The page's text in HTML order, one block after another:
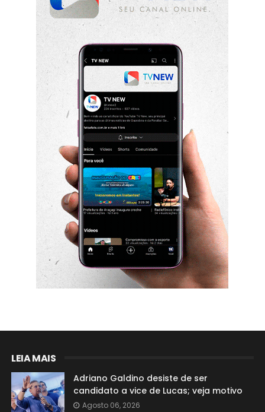
LEIA MAIS
Adriano Galdino desiste de ser
candidato a vice de Lucas; veja motivo
Agosto 06, 2026